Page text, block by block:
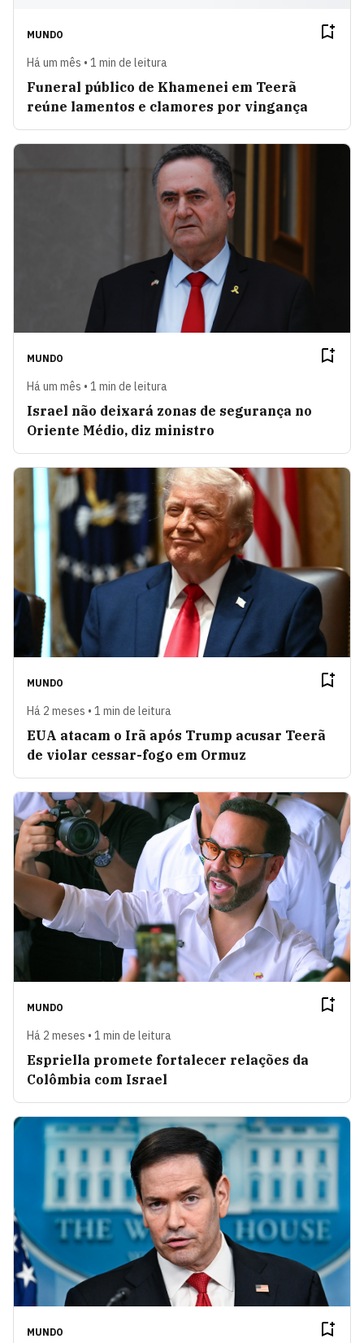
MUNDO
Há um mês • 1 min de leitura
Funeral público de Khamenei em Teerã
reúne lamentos e clamores por vingança
MUNDO
Há um mês • 1 min de leitura
Israel não deixará zonas de segurança no
Oriente Médio, diz ministro
MUNDO
Há 2 meses • 1 min de leitura
EUA atacam o Irã após Trump acusar Teerã
de violar cessar-fogo em Ormuz
MUNDO
Há 2 meses • 1 min de leitura
Espriella promete fortalecer relações da
Colômbia com Israel
MUNDO